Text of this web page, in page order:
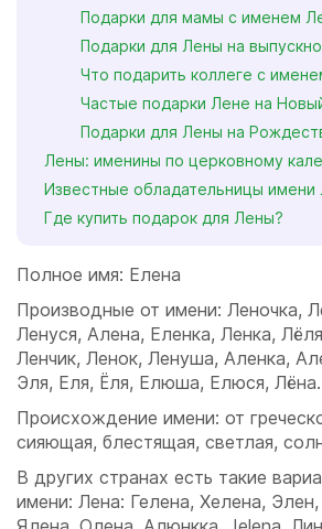
Подарки для мамы с именем
Подарки для Лены на
Что подарить коллеге с
Частые подарки Лене на
Подарки для Лены на
Лены: именины по церковному
Известные обладательницы имени
Где купить подарок для Лены?
Полное имя: Елена
Производные от имени: Леночка,
Ленуся, Алена, Еленка, Ленка,
Ленчик, Ленок, Ленуша, Аленка,
Эля, Еля, Ёля, Елюша, Елюся, Лёна.
Происхождение имени: от
сияющая, блестящая, светлая,
В других странах есть такие
имени: Лена: Гелена, Хелена,